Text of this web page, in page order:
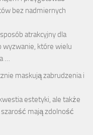
bez nadmiernych
atrakcyjny dla
wyzwanie, które wielu
…
maskują zabrudzenia i
estetyki, ale także
mają zdolność